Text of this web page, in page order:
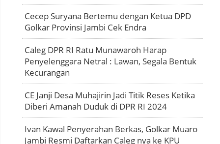
Cecep Suryana Bertemu dengan Ketua DPD
Golkar Provinsi Jambi Cek Endra
Caleg DPR RI Ratu Munawaroh Harap
Penyelenggara Netral : Lawan, Segala Bentuk
Kecurangan
CE Janji Desa Muhajirin Jadi Titik Reses Ketika
Diberi Amanah Duduk di DPR RI 2024
Ivan Kawal Penyerahan Berkas, Golkar Muaro
Jambi Resmi Daftarkan Caleg nya ke KPU